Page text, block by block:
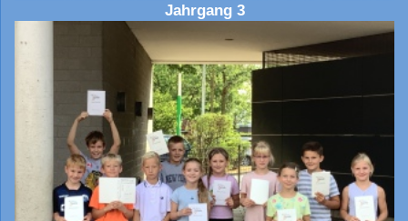
Jahrgang 3